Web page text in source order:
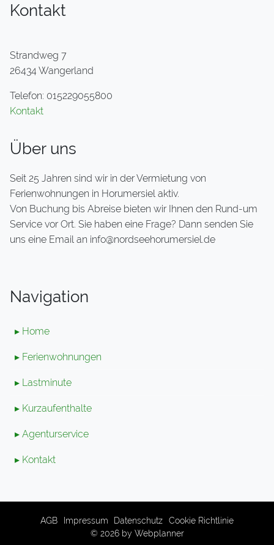
Kontakt
Strandweg 7
26434 Wangerland
Telefon: 015229055800
Kontakt
Über uns
Seit 25 Jahren sind wir in der Vermietung von
Ferienwohnungen in Horumersiel aktiv.
Von Buchung bis Abreise bieten wir Ihnen den Rund-um
Service vor Ort. Sie haben eine Frage? Dann senden Sie
uns eine Email an info@nordseehorumersiel.de
Navigation
▸ Home
▸ Ferienwohnungen
▸ Lastminute
▸ Kurzaufenthalte
▸ Agenturservice
▸ Kontakt
AGB Impressum Datenschutz Cookie Richtlinie
© 2026 by Webplanner